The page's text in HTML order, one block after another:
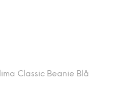
Classic Beanie Blå